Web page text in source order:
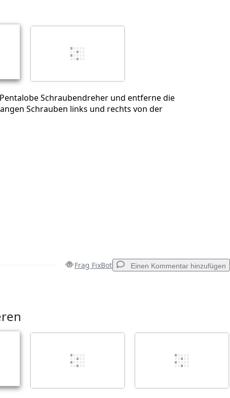
Schraubendreher und entferne die
Schrauben links und rechts von der
Frag FixBot Einen Kommentar hinzufügen
Kommentieren